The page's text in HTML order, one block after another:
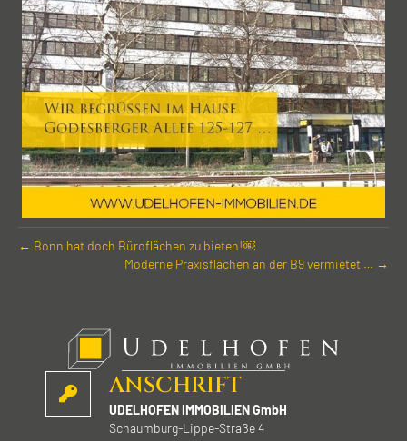
← Bonn hat doch Büro­flächen zu bieten!￼
Moderne Praxis­flächen an der B9 vermietet … →
ANSCHRIFT
UDELHOFEN IMMOBILIEN GmbH
Schaumburg-Lippe-Straße 4